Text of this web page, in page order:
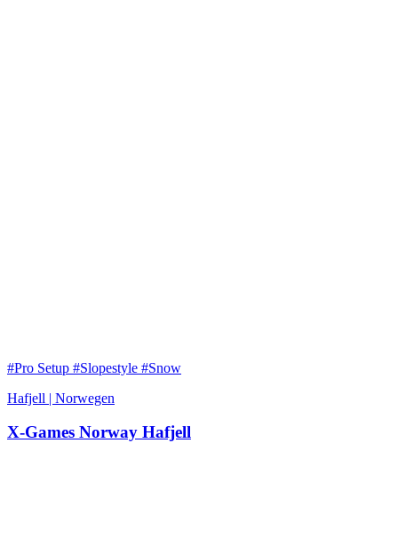
#Pro Setup #Slopestyle #Snow
Hafjell | Norwegen
X-Games Norway Hafjell